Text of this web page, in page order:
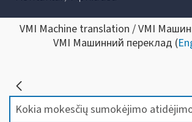
VMI Machine translation / VMI
VMI Машинний переклад (